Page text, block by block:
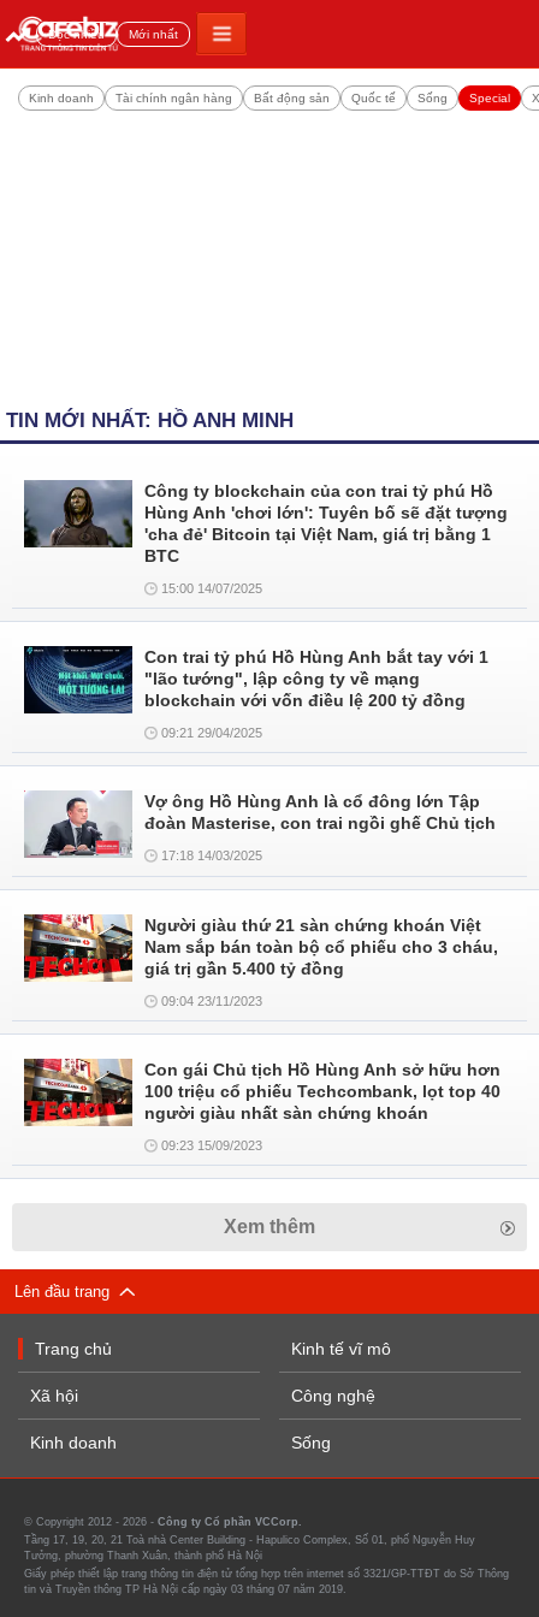
Đọc nhiều Mới nhất
Kinh doanh Tài chính ngân hàng Bất động sản Quốc tế Sống Special
TIN MỚI NHẤT: HỒ ANH MINH
Công ty blockchain của con trai tỷ phú Hồ
Hùng Anh 'chơi lớn': Tuyên bố sẽ đặt tượng
'cha đẻ' Bitcoin tại Việt Nam, giá trị bằng 1
BTC
15:00 14/07/2025
Con trai tỷ phú Hồ Hùng Anh bắt tay với 1
"lão tướng", lập công ty về mạng
blockchain với vốn điều lệ 200 tỷ đồng
09:21 29/04/2025
Vợ ông Hồ Hùng Anh là cổ đông lớn Tập
đoàn Masterise, con trai ngồi ghế Chủ tịch
17:18 14/03/2025
Người giàu thứ 21 sàn chứng khoán Việt
Nam sắp bán toàn bộ cổ phiếu cho 3 cháu,
giá trị gần 5.400 tỷ đồng
09:04 23/11/2023
Con gái Chủ tịch Hồ Hùng Anh sở hữu hơn
100 triệu cổ phiếu Techcombank, lọt top 40
người giàu nhất sàn chứng khoán
09:23 15/09/2023
Xem thêm
Lên đầu trang
Trang chủ
Xã hội
Kinh doanh
Kinh tế vĩ mô
Công nghệ
Sống
© Copyright 2012 - 2026 - Công ty Cổ phần VCCorp.
Tầng 17, 19, 20, 21 Toà nhà Center Building - Hapulico Complex, Số 01, phố Nguyễn Huy
Tưởng, phường Thanh Xuân, thành phố Hà Nội
Giấy phép thiết lập trang thông tin điện tử tổng hợp trên internet số 3321/GP-TTĐT do Sở Thông
tin và Truyền thông TP Hà Nội cấp ngày 03 tháng 07 năm 2019.